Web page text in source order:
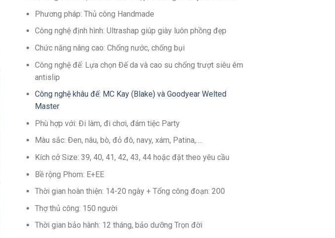
Phương pháp: Thủ công Handmade
Công nghệ định hình: Ultrashap giúp giày luôn phồng đẹp
Chức năng nâng cao: Chống nước, chống bụi
Công nghệ đế: Lựa chọn Đế da và cao su chống trượt siêu êm
antislip
Công nghệ khâu đế: MC Kay (Blake) và Goodyear Welted
Master
Phù hợp với: Đi làm, đi chơi, đám tiệc Party
Màu sắc: Đen, nâu, bò, đỏ đô, navy, xám, Patina,….
Kích cở Size: 39, 40, 41, 42, 43, 44 hoặc đặt theo yêu cầu
Bề rộng Phom: E+EE
Thời gian hoàn thiện: 14-20 ngày + Tổng công đoạn: 200
Thợ thủ công: 150 người
Thời gian bảo hành: 12 tháng, bảo dưỡng Trọn đời